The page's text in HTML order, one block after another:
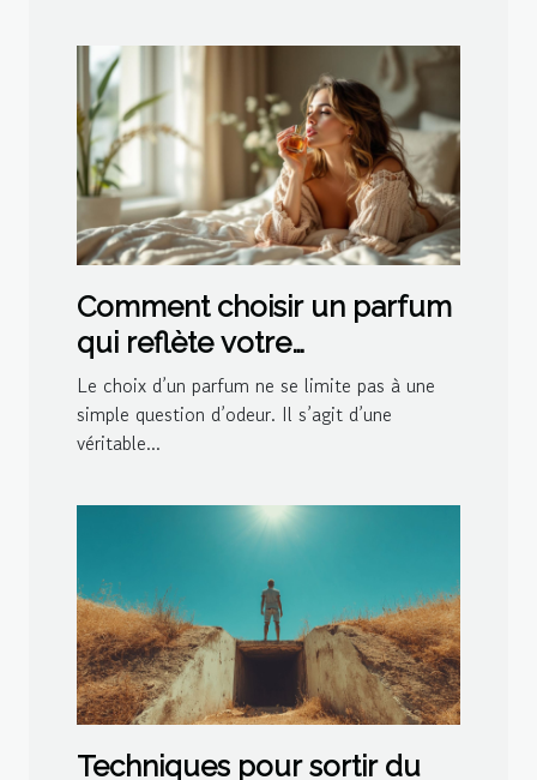
Comment choisir un parfum
qui reflète votre
personnalité?
Le choix d’un parfum ne se limite pas à une
simple question d’odeur. Il s’agit d’une
véritable...
Techniques pour sortir du